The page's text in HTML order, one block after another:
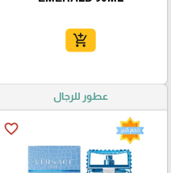
add_shopping_cart
عطور للرجال
favorite_border